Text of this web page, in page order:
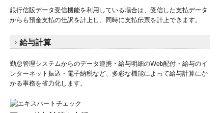
銀行信販データ受信機能を利用している場合は、受信した支払データ
からも預金支払の仕訳を計上し、同時に支払伝票を計上できます。
給与計算
勤怠管理システムからのデータ連携・給与明細のWeb配付・給与のイ
ンターネット振込・電子納税など、多彩な機能によって給与計算にか
かる事務を省力化します。